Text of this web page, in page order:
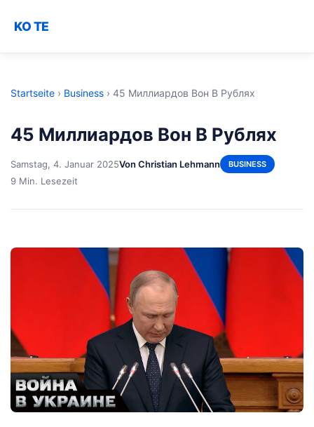
KO TE
Startseite › Business › 45 Миллиардов Вон В Рублях
45 Миллиардов Вон В Рублях
Samstag, 4. Januar 2025Von Christian Lehmann BUSINESS
9 Min. Lesezeit